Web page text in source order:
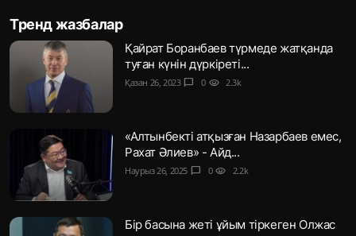
Тренд жазбалар
Қайрат Боранбаев түрмеде жатқанда
туған күнін дүркіреті...
Қазан 26, 2023 chat_bubble 0 visibility 2.3k
«Алтынбекті атқызған Назарбаев емес,
Рахат Әлиев» - Айд...
Наурыз 26, 2025 chat_bubble 0 visibility 2.2k
Бір басына жеті ұйым тіркеген Олжас